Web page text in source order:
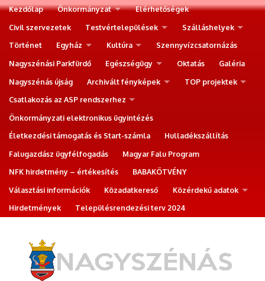
Kezdőlap Önkormányzat
Elérhetőségek
Civil szervezetek
Testvértelepülések
Szálláshelyek
Történet
Egyház Kultúra
Szennyvízcsatornázás
Nagyszénási Parkfürdő
Egészségügy Oktatás
Galéria
Nagyszénás újság
Archivált fényképek
TOP projektek
Csatlakozás az ASP rendszerhez
Önkormányzati elektronikus ügyintézés
Életkezdési támogatás és Start-számla
Hulladékszállítás
Falugazdász ügyfélfogadás
Magyar Falu Program
NFK hirdetmény – értékesítés
BABAKÖTVÉNY
Választási információk
Közadatkereső
Közérdekű adatok
Hirdetmények
Településrendezési terv 2024